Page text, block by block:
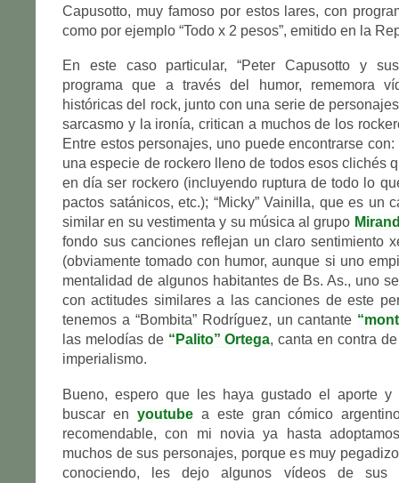
Capusotto, muy famoso por estos lares, con
como por ejemplo “Todo x 2 pesos”, emitido en la
En este caso particular, “Peter Capusotto y
programa que a través del humor, rememora
históricas del rock, junto con una serie de
sarcasmo y la ironía, critican a muchos de los
Entre estos personajes, uno puede encontrarse con:
una especie de rockero lleno de todos esos clichés
en día ser rockero (incluyendo ruptura de todo lo
pactos satánicos, etc.); “Micky” Vainilla, que es un
similar en su vestimenta y su música al grupo
fondo sus canciones reflejan un claro sentimiento
(obviamente tomado con humor, aunque si uno
mentalidad de algunos habitantes de Bs. As., uno
con actitudes similares a las canciones de este
tenemos a “Bombita” Rodríguez, un cantante
las melodías de “Palito” Ortega, canta en contra
imperialismo.
Bueno, espero que les haya gustado el aporte y
buscar en youtubea este gran cómico
recomendable, con mi novia ya hasta
muchos de sus personajes, porque es muy
conociendo, les dejo algunos vídeos de sus